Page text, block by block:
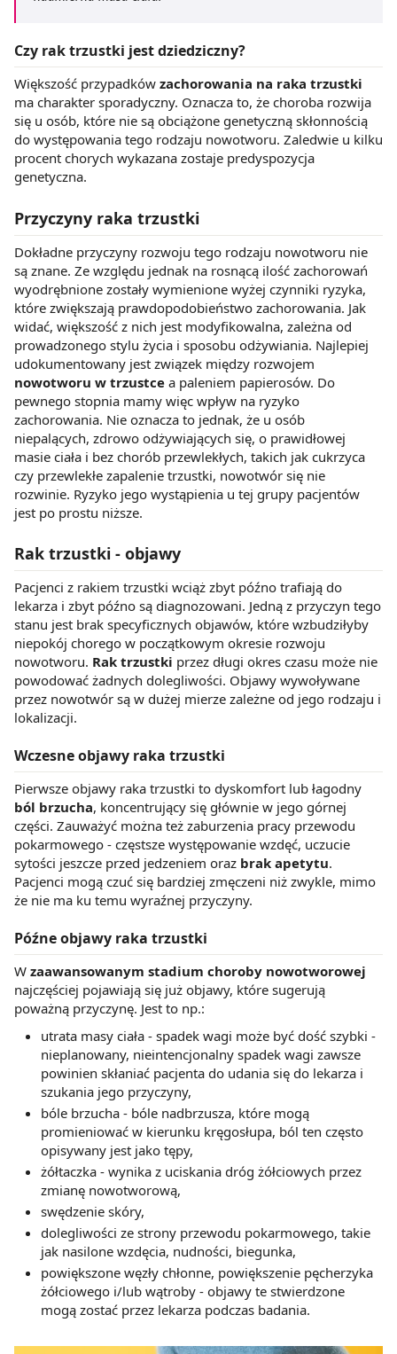
Czy rak trzustki jest dziedziczny?
Większość przypadków zachorowania na raka trzustki
ma charakter sporadyczny. Oznacza to, że choroba rozwija
się u osób, które nie są obciążone genetyczną skłonnością
do występowania tego rodzaju nowotworu. Zaledwie u kilku
procent chorych wykazana zostaje predyspozycja
genetyczna.
Przyczyny raka trzustki
Dokładne przyczyny rozwoju tego rodzaju nowotworu nie
są znane. Ze względu jednak na rosnącą ilość zachorowań
wyodrębnione zostały wymienione wyżej czynniki ryzyka,
które zwiększają prawdopodobieństwo zachorowania. Jak
widać, większość z nich jest modyfikowalna, zależna od
prowadzonego stylu życia i sposobu odżywiania. Najlepiej
udokumentowany jest związek między rozwojem
nowotworu w trzustce a paleniem papierosów. Do
pewnego stopnia mamy więc wpływ na ryzyko
zachorowania. Nie oznacza to jednak, że u osób
niepalących, zdrowo odżywiających się, o prawidłowej
masie ciała i bez chorób przewlekłych, takich jak cukrzyca
czy przewlekłe zapalenie trzustki, nowotwór się nie
rozwinie. Ryzyko jego wystąpienia u tej grupy pacjentów
jest po prostu niższe.
Rak trzustki - objawy
Pacjenci z rakiem trzustki wciąż zbyt późno trafiają do
lekarza i zbyt późno są diagnozowani. Jedną z przyczyn tego
stanu jest brak specyficznych objawów, które wzbudziłyby
niepokój chorego w początkowym okresie rozwoju
nowotworu. Rak trzustki przez długi okres czasu może nie
powodować żadnych dolegliwości. Objawy wywoływane
przez nowotwór są w dużej mierze zależne od jego rodzaju i
lokalizacji.
Wczesne objawy raka trzustki
Pierwsze objawy raka trzustki to dyskomfort lub łagodny
ból brzucha, koncentrujący się głównie w jego górnej
części. Zauważyć można też zaburzenia pracy przewodu
pokarmowego - częstsze występowanie wzdęć, uczucie
sytości jeszcze przed jedzeniem oraz brak apetytu.
Pacjenci mogą czuć się bardziej zmęczeni niż zwykle, mimo
że nie ma ku temu wyraźnej przyczyny.
Późne objawy raka trzustki
W zaawansowanym stadium choroby nowotworowej
najczęściej pojawiają się już objawy, które sugerują
poważną przyczynę. Jest to np.:
utrata masy ciała - spadek wagi może być dość szybki -
nieplanowany, nieintencjonalny spadek wagi zawsze
powinien skłaniać pacjenta do udania się do lekarza i
szukania jego przyczyny,
bóle brzucha - bóle nadbrzusza, które mogą
promieniować w kierunku kręgosłupa, ból ten często
opisywany jest jako tępy,
żółtaczka - wynika z uciskania dróg żółciowych przez
zmianę nowotworową,
swędzenie skóry,
dolegliwości ze strony przewodu pokarmowego, takie
jak nasilone wzdęcia, nudności, biegunka,
powiększone węzły chłonne, powiększenie pęcherzyka
żółciowego i/lub wątroby - objawy te stwierdzone
mogą zostać przez lekarza podczas badania.